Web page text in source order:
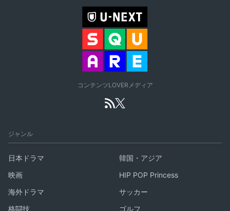
コンテンツLOVERメディア
ジャンル
日本ドラマ
韓国・アジア
映画
HIP POP Princess
海外ドラマ
サッカー
格闘技
ゴルフ